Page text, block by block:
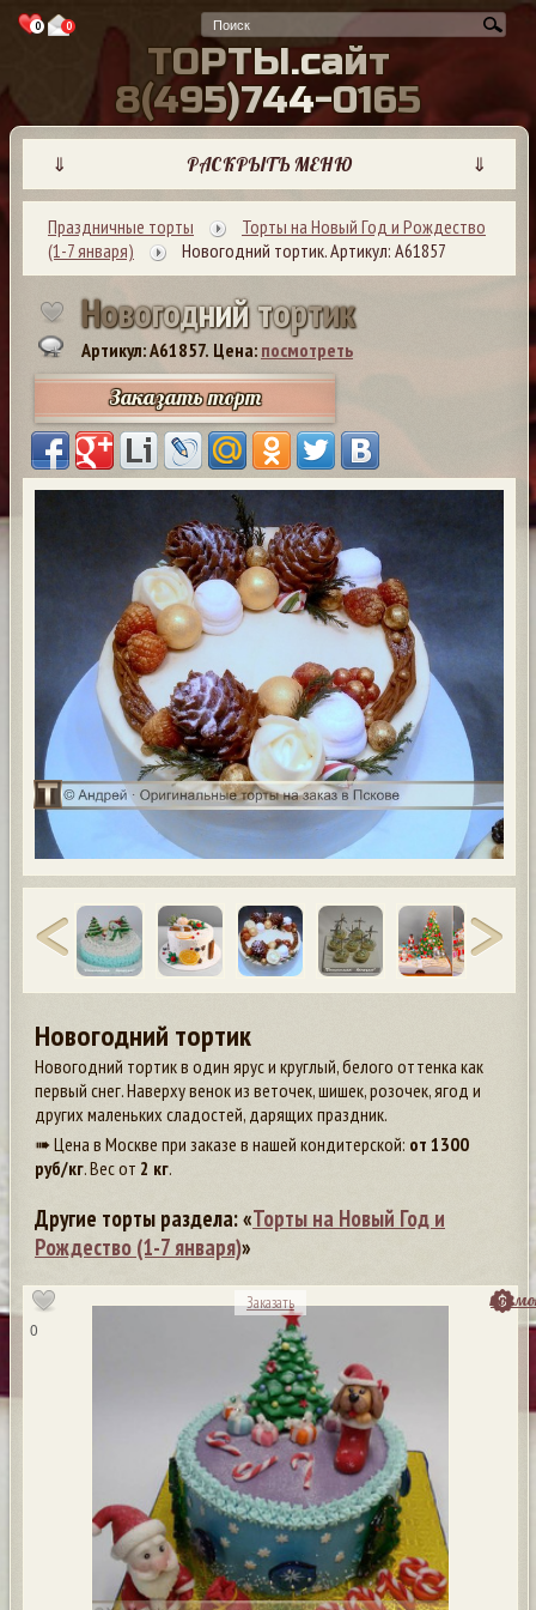
0 0
ТОРТЫ.сайт
8(495)744-0165
⇓ РАСКРЫТЬ МЕНЮ ⇓
Праздничные торты
Торты на Новый Год и Рождество
(1-7 января)
Новогодний тортик. Артикул: А61857
Новогоднийтортик
Артикул: A61857. Цена: посмотреть
Заказать торт
Новогодний тортик
Новогодний тортик в один ярус и круглый, белого оттенка как
первый снег. Наверху венок из веточек, шишек, розочек, ягод и
других маленьких сладостей, дарящих праздник.
➠ Цена в Москве при заказе в нашей кондитерской: от 1300
руб/кг. Вес от 2 кг.
Другие торты раздела: «Торты на Новый Год и
Рождество (1-7 января)»
0
Заказать